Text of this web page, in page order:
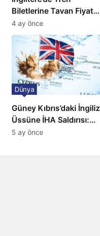
Biletlerine Tavan Fiyat:
Ulaşımda Yeni
Düzenleme
4 ay önce
Güney Kıbrıs’daki İngiliz
Üssüne İHA Saldırısı:
Patlama, Sirenler ve
Dünya
5 ay önce